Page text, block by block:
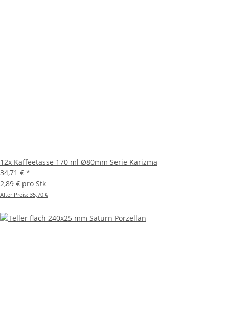
12x Kaffeetasse 170 ml Ø80mm Serie Karizma
34,71 € *
2,89 € pro Stk
Alter Preis: 35,70 €